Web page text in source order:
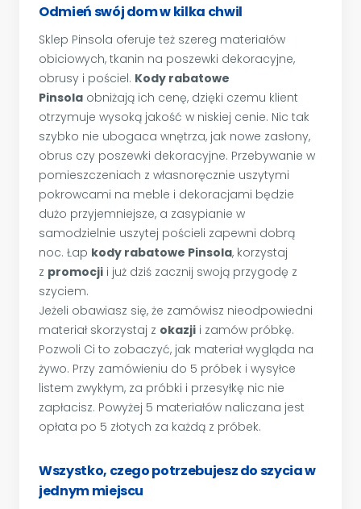
Odmień swój dom w kilka chwil
Sklep Pinsola oferuje też szereg materiałów
obiciowych, tkanin na poszewki dekoracyjne,
obrusy i pościel. Kody rabatowe
Pinsola obniżają ich cenę, dzięki czemu klient
otrzymuje wysoką jakość w niskiej cenie. Nic tak
szybko nie ubogaca wnętrza, jak nowe zasłony,
obrus czy poszewki dekoracyjne. Przebywanie w
pomieszczeniach z własnoręcznie uszytymi
pokrowcami na meble i dekoracjami będzie
dużo przyjemniejsze, a zasypianie w
samodzielnie uszytej pościeli zapewni dobrą
noc. Łap kody rabatowe Pinsola, korzystaj
z promocji i już dziś zacznij swoją przygodę z
szyciem.
Jeżeli obawiasz się, że zamówisz nieodpowiedni
materiał skorzystaj z okazji i zamów próbkę.
Pozwoli Ci to zobaczyć, jak materiał wygląda na
żywo. Przy zamówieniu do 5 próbek i wysyłce
listem zwykłym, za próbki i przesyłkę nic nie
zapłacisz. Powyżej 5 materiałów naliczana jest
opłata po 5 złotych za każdą z próbek.
Wszystko, czego potrzebujesz do szycia w
jednym miejscu